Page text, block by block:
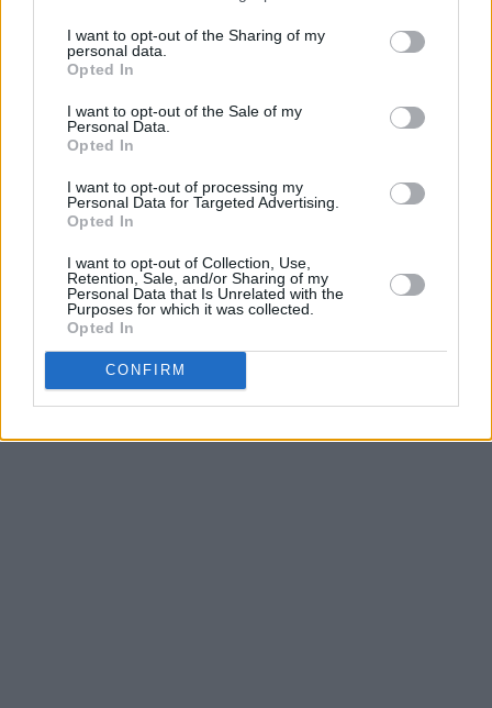
I want to opt-out of the Sharing of my
personal data.
Opted In
I want to opt-out of the Sale of my
Personal Data.
Opted In
I want to opt-out of processing my
Personal Data for Targeted Advertising.
Opted In
I want to opt-out of Collection, Use,
Retention, Sale, and/or Sharing of my
Personal Data that Is Unrelated with the
Purposes for which it was collected.
Opted In
CONFIRM